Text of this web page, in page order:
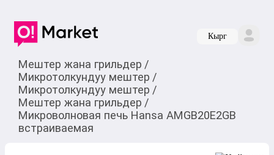
Кырг
Мештер жана грильдер /
Микротолкундуу мештер /
Микротолкундуу мештер /
Мештер жана грильдер /
Микроволновая печь Hansa AMGB20E2GB
встраиваемая